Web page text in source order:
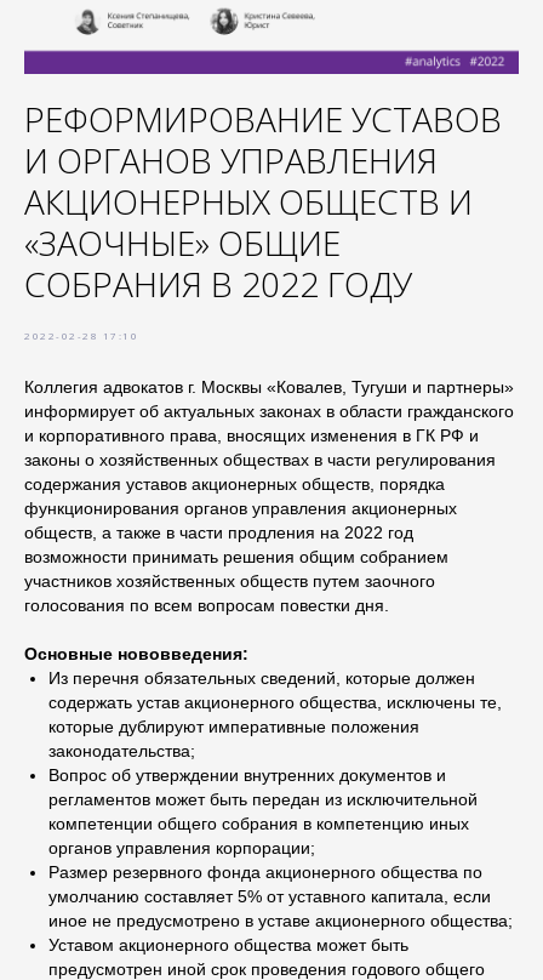
РЕФОРМИРОВАНИЕ УСТАВОВ
И ОРГАНОВ УПРАВЛЕНИЯ
АКЦИОНЕРНЫХ ОБЩЕСТВ И
«ЗАОЧНЫЕ» ОБЩИЕ
СОБРАНИЯ В 2022 ГОДУ
2022-02-28 17:10
Коллегия адвокатов г. Москвы «Ковалев, Тугуши и партнеры»
информирует об актуальных законах в области гражданского
и корпоративного права, вносящих изменения в ГК РФ и
законы о хозяйственных обществах в части регулирования
содержания уставов акционерных обществ, порядка
функционирования органов управления акционерных
обществ, а также в части продления на 2022 год
возможности принимать решения общим собранием
участников хозяйственных обществ путем заочного
голосования по всем вопросам повестки дня.
Основные нововведения:
Из перечня обязательных сведений, которые должен
содержать устав акционерного общества, исключены те,
которые дублируют императивные положения
законодательства;
Вопрос об утверждении внутренних документов и
регламентов может быть передан из исключительной
компетенции общего собрания в компетенцию иных
органов управления корпорации;
Размер резервного фонда акционерного общества по
умолчанию составляет 5% от уставного капитала, если
иное не предусмотрено в уставе акционерного общества;
Уставом акционерного общества может быть
предусмотрен иной срок проведения годового общего